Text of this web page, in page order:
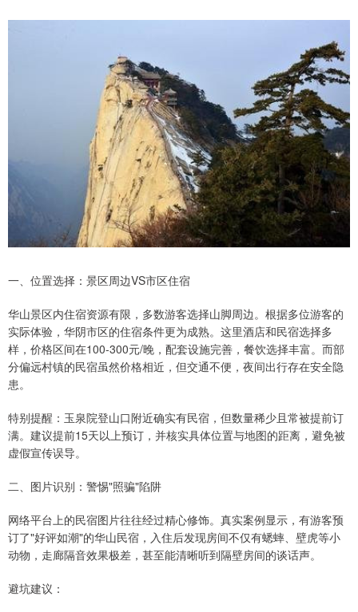
一、位置选择：景区周边VS市区住宿
华山景区内住宿资源有限，多数游客选择山脚周边。根据多位游客的
实际体验，华阴市区的住宿条件更为成熟。这里酒店和民宿选择多
样，价格区间在100-300元/晚，配套设施完善，餐饮选择丰富。而部
分偏远村镇的民宿虽然价格相近，但交通不便，夜间出行存在安全隐
患。
特别提醒：玉泉院登山口附近确实有民宿，但数量稀少且常被提前订
满。建议提前15天以上预订，并核实具体位置与地图的距离，避免被
虚假宣传误导。
二、图片识别：警惕"照骗"陷阱
网络平台上的民宿图片往往经过精心修饰。真实案例显示，有游客预
订了"好评如潮"的华山民宿，入住后发现房间不仅有蟋蟀、壁虎等小
动物，走廊隔音效果极差，甚至能清晰听到隔壁房间的谈话声。
避坑建议：